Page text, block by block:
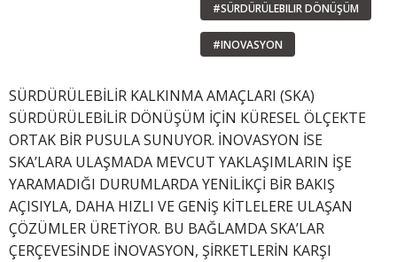
#SÜRDÜRÜLEBILIR DÖNÜŞÜM
#INOVASYON
SÜRDÜRÜLEBİLİR KALKINMA AMAÇLARI (SKA)
SÜRDÜRÜLEBİLİR DÖNÜŞÜM İÇİN KÜRESEL ÖLÇEKTE
ORTAK BİR PUSULA SUNUYOR. İNOVASYON İSE
SKA’LARA ULAŞMADA MEVCUT YAKLAŞIMLARIN İŞE
YARAMADIĞI DURUMLARDA YENİLİKÇİ BİR BAKIŞ
AÇISIYLA, DAHA HIZLI VE GENİŞ KİTLELERE ULAŞAN
ÇÖZÜMLER ÜRETİYOR. BU BAĞLAMDA SKA’LAR
ÇERÇEVESİNDE İNOVASYON, ŞİRKETLERİN KARŞI